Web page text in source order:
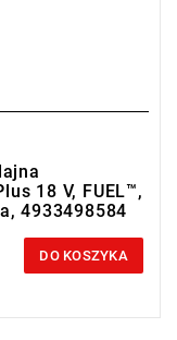
18 V, FUEL™,
4933498584
DO KOSZYKA